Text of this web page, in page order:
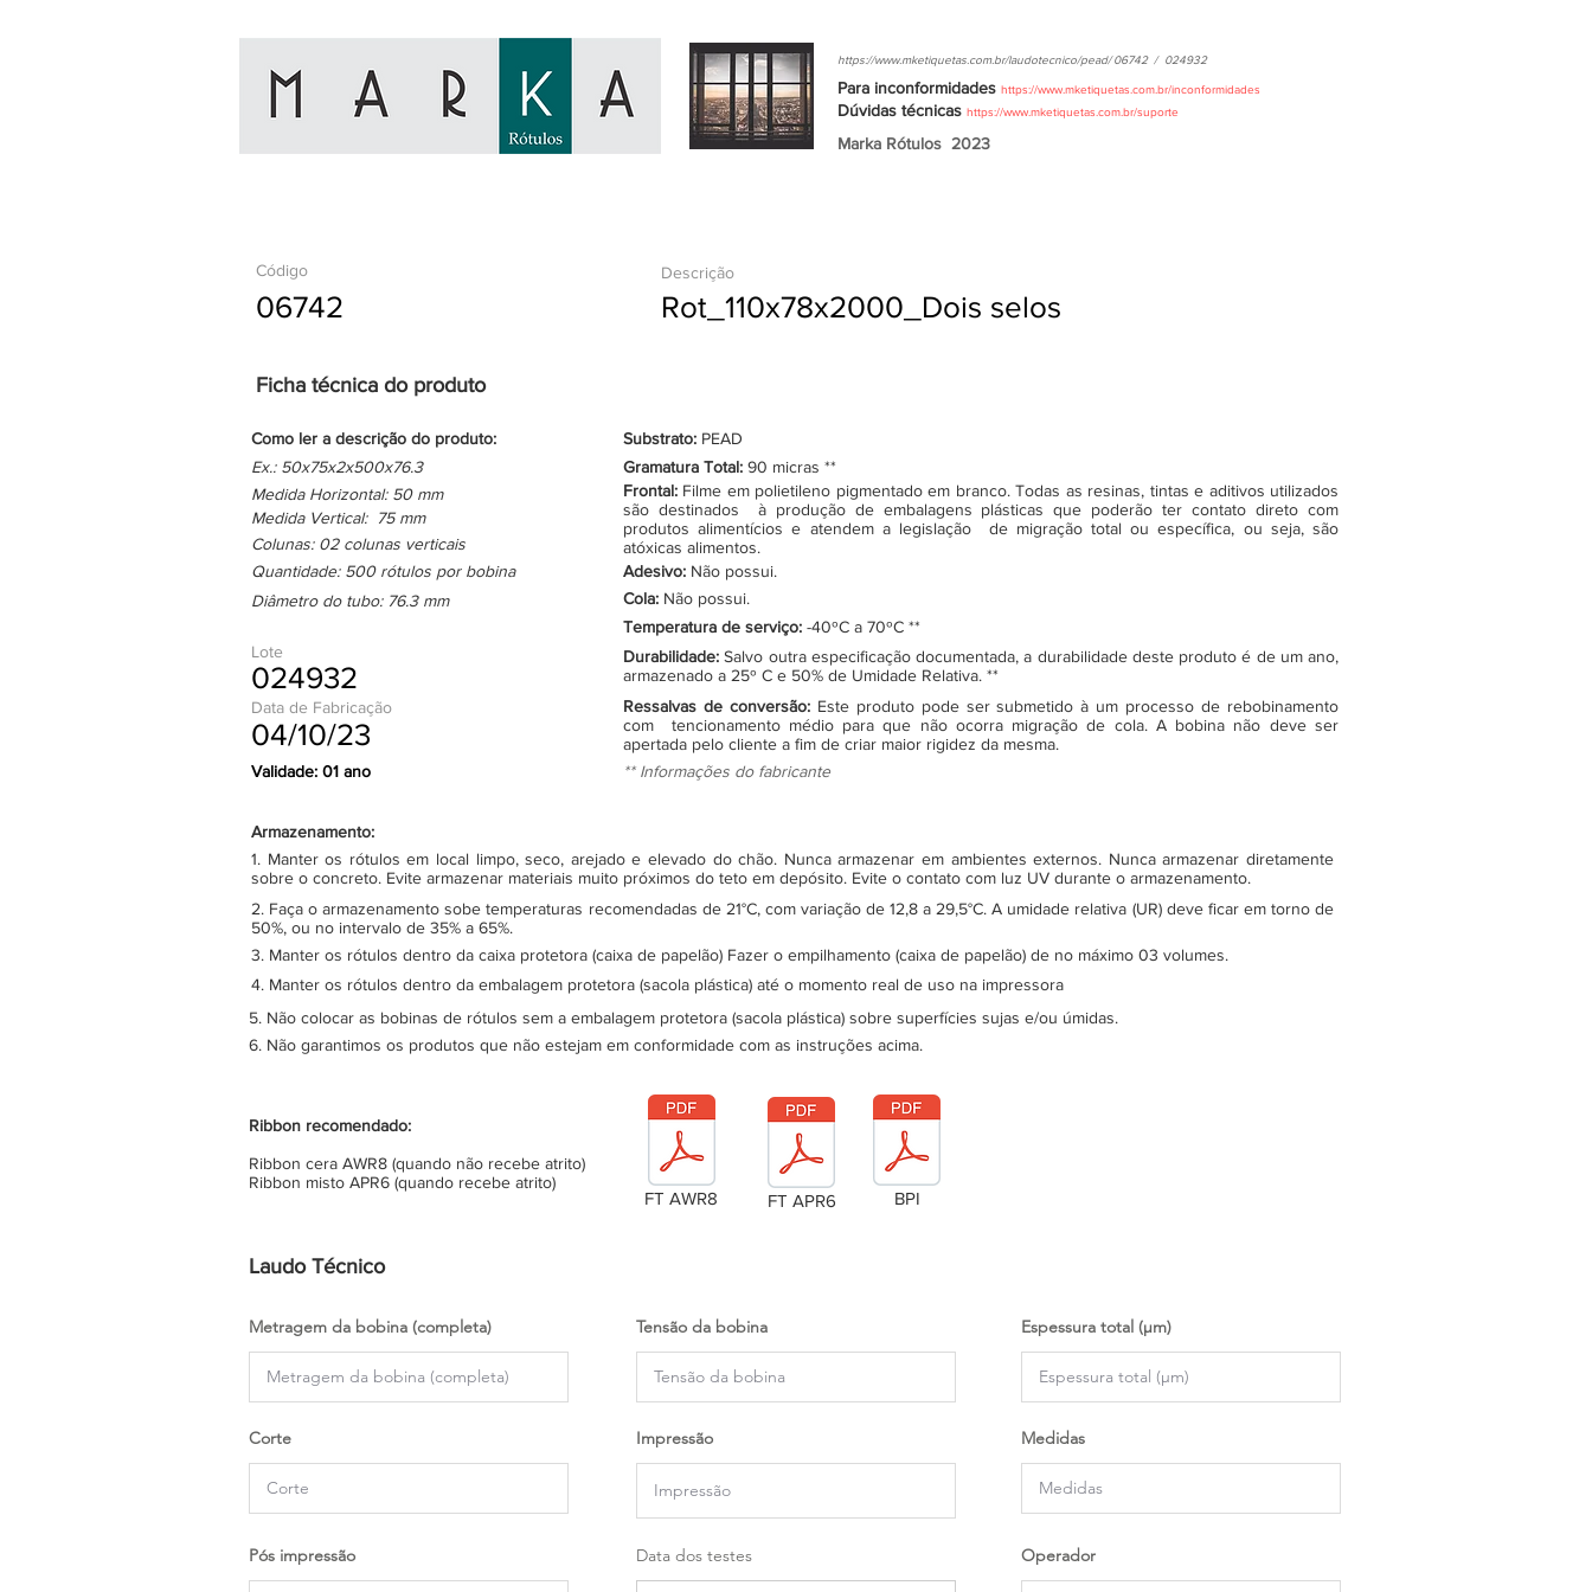
https://www.mketiquetas.com.br/laudotecnico/pead/ 06742 / 024932
Para inconformidades https://www.mketiquetas.com.br/inconformidades
Dúvidas técnicas https://www.mketiquetas.com.br/suporte
Marka Rótulos 2023
Código
06742
Descrição
Rot_110x78x2000_Dois selos
Ficha técnica do produto
Como ler a descrição do produto: Substrato: PEAD
Ex.: 50x75x2x500x76.3
Medida Horizontal: 50 mm
Medida Vertical: 75 mm
Colunas: 02 colunas verticais
Quantidade: 500 rótulos por bobina
Gramatura Total: 90 micras **
Frontal: Filme em polietileno pigmentado em branco. Todas as resinas, tintas e aditivos utilizados
são destinados à produção de embalagens plásticas que poderão ter contato direto com
produtos alimentícios e atendem a legislação de migração total ou específica, ou seja, são
atóxicas alimentos.
Adesivo: Não possui.
Diâmetro do tubo: 76.3 mm
Cola: Não possui.
Temperatura de serviço: -40ºC a 70ºC **
Lote
024932
Data de Fabricação
04/10/23
Durabilidade:Salvo outra especificação documentada, a durabilidade deste produto é de um ano,
armazenado a 25º C e 50% de Umidade Relativa. **
Ressalvas de conversão: Este produto pode ser submetido à um processo de rebobinamento
com tencionamento médio para que não ocorra migração de cola. A bobina não deve ser
apertada pelo cliente a fim de criar maior rigidez da mesma.
Validade: 01 ano
** Informações do fabricante
Armazenamento:
1. Manter os rótulos em local limpo, seco, arejado e elevado do chão. Nunca armazenar em ambientes externos. Nunca armazenar diretamente
sobre o concreto. Evite armazenar materiais muito próximos do teto em depósito. Evite o contato com luz UV durante o armazenamento.
2. Faça o armazenamento sobe temperaturas recomendadas de 21°C, com variação de 12,8 a 29,5°C. A umidade relativa (UR) deve ficar em torno de
50%, ou no intervalo de 35% a 65%.
3. Manter os rótulos dentro da caixa protetora (caixa de papelão) Fazer o empilhamento (caixa de papelão) de no máximo 03 volumes.
4. Manter os rótulos dentro da embalagem protetora (sacola plástica) até o momento real de uso na impressora
5. Não colocar as bobinas de rótulos sem a embalagem protetora (sacola plástica) sobre superfícies sujas e/ou úmidas.
6. Não garantimos os produtos que não estejam em conformidade com as instruções acima.
Ribbon recomendado:
Ribbon cera AWR8 (quando não recebe atrito)
Ribbon misto APR6 (quando recebe atrito)
FT AWR8 FT APR6 BPI
Laudo Técnico
Metragem da bobina (completa)
Corte
Pós impressão
Tensão da bobina
Impressão
Data dos testes
Espessura total (µm)
Medidas
Operador